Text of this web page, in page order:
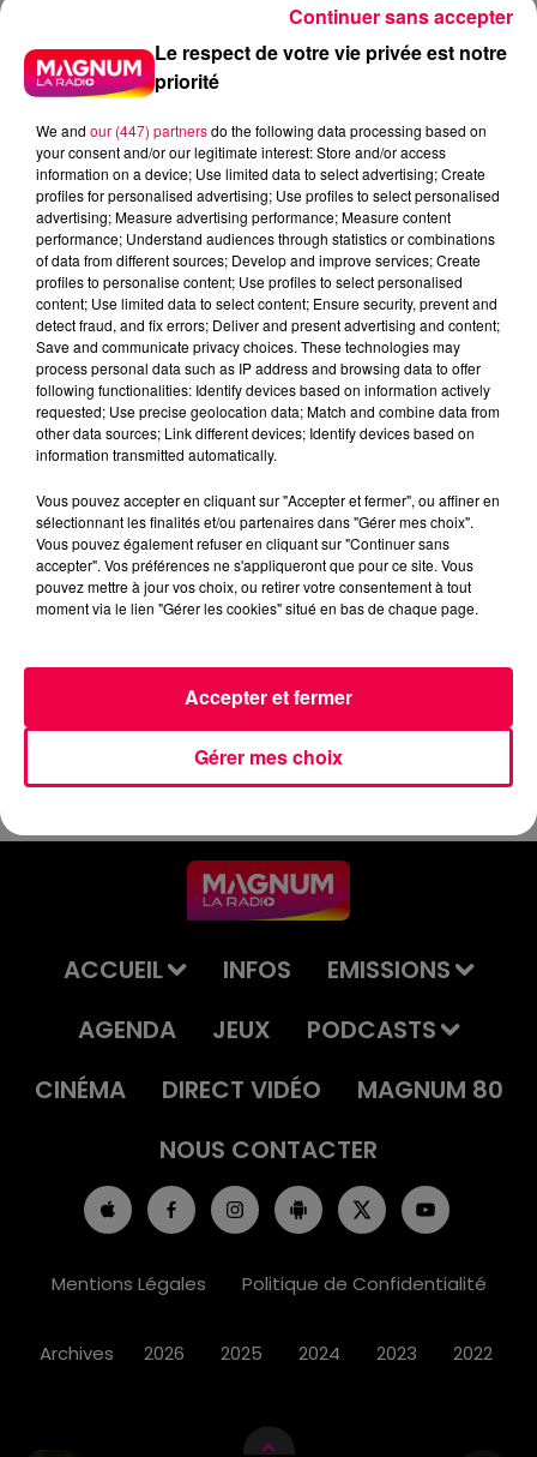
flash info Zoé Thomas
Zoé Thomas
Le flash de 19h
0:00 3 min 45 sec
12 mai 2026 - 3 min 45 sec
MARDI SOIR - 12 MAI
ACCUEIL INFOS
EMISSIONS
AGENDA
JEUX
PODCASTS
CINÉMA
DIRECT VIDÉO
MAGNUM 80
NOUS CONTACTER
Mentions Légales Politique de Confidentialité
Archives 2026 2025 2024 2023 2022
Le respect de votre vie privée est notre
priorité
We and our (447) partnersdo the following data processing based on
your consent and/or our legitimate interest: Store and/or access
information on a device; Use limited data to select advertising; Create
profiles for personalised advertising; Use profiles to select personalised
advertising; Measure advertising performance; Measure content
performance; Understand audiences through statistics or combinations
of data from different sources; Develop and improve services; Create
profiles to personalise content; Use profiles to select personalised
content; Use limited data to select content; Ensure security, prevent and
detect fraud, and fix errors; Deliver and present advertising and content;
Save and communicate privacy choices. These technologies may
process personal data such as IP address and browsing data to offer
following functionalities: Identify devices based on information actively
requested; Use precise geolocation data; Match and combine data from
other data sources; Link different devices; Identify devices based on
information transmitted automatically.
Vous pouvez accepter en cliquant sur "Accepter et fermer", ou affiner en
sélectionnant les finalités et/ou partenaires dans "Gérer mes choix".
Vous pouvez également refuser en cliquant sur "Continuer sans
accepter". Vos préférences ne s'appliqueront que pour ce site. Vous
pouvez mettre à jour vos choix, ou retirer votre consentement à tout
moment via le lien "Gérer les cookies" situé en bas de chaque page.
Gérer mes choix
Accepter et fermer
Continuer sans accepter